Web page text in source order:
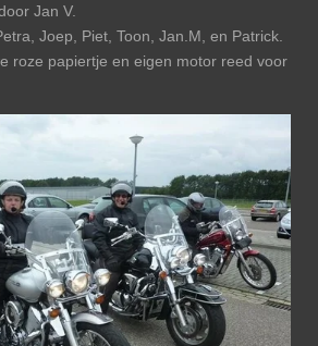
Jan V.
Joep, Piet, Toon, Jan.M, en Patrick.
roze papiertje en eigen motor reed voor